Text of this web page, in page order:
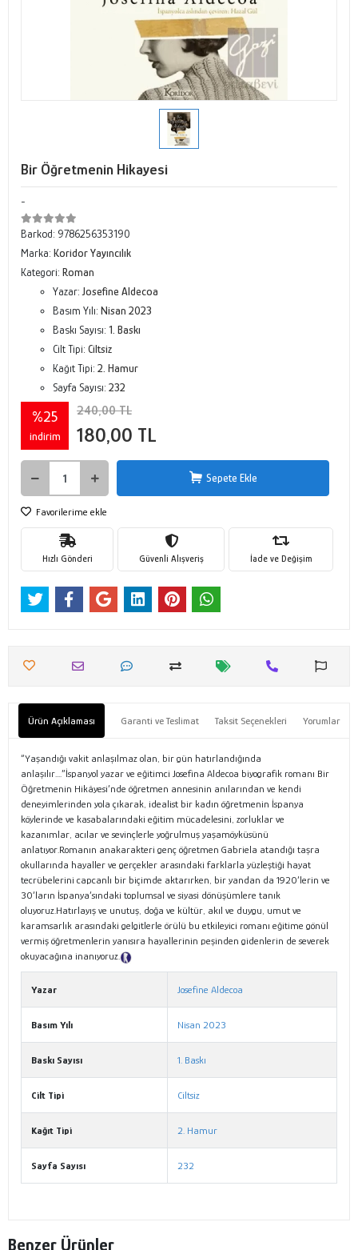
Bir Öğretmenin Hikayesi
-
Barkod: 9786256353190
Marka: Koridor Yayıncılık
Kategori: Roman
Yazar: Josefine Aldecoa
Basım Yılı: Nisan 2023
Baskı Sayısı: 1. Baskı
Cilt Tipi: Ciltsiz
Kağıt Tipi: 2. Hamur
Sayfa Sayısı: 232
%25
indirim
240,00 TL
180,00 TL
Sepete Ekle
Favorilerime ekle
Hızlı Gönderi Güvenli Alışveriş İade ve Değişim
Ürün Açıklaması Garanti ve Teslimat Taksit Seçenekleri Yorumlar
“Yaşandığı vakit anlaşılmaz olan, bir gün hatırlandığında
anlaşılır....”İspanyol yazar ve eğitimci Josefina Aldecoa biyografik romanı Bir
Öğretmenin Hikâyesi’nde öğretmen annesinin anılarından ve kendi
deneyimlerinden yola çıkarak, idealist bir kadın öğretmenin İspanya
köylerinde ve kasabalarındaki eğitim mücadelesini, zorluklar ve
kazanımlar, acılar ve sevinçlerle yoğrulmuş yaşamöyküsünü
anlatıyor.Romanın anakarakteri genç öğretmen Gabriela atandığı taşra
okullarında hayaller ve gerçekler arasındaki farklarla yüzleştiği hayat
tecrübelerini capcanlı bir biçimde aktarırken, bir yandan da 1920’lerin ve
30’ların İspanya’sındaki toplumsal ve siyasi dönüşümlere tanık
oluyoruz.Hatırlayış ve unutuş, doğa ve kültür, akıl ve duygu, umut ve
karamsarlık arasındaki gelgitlerle örülü bu etkileyici romanı eğitime gönül
vermiş öğretmenlerin yanısıra hayallerinin peşinden gidenlerin de severek
okuyacağına inanıyoruz.
Yazar Josefine Aldecoa
Basım Yılı Nisan 2023
Baskı Sayısı 1. Baskı
Cilt Tipi Ciltsiz
Kağıt Tipi 2. Hamur
Sayfa Sayısı 232
Benzer Ürünler